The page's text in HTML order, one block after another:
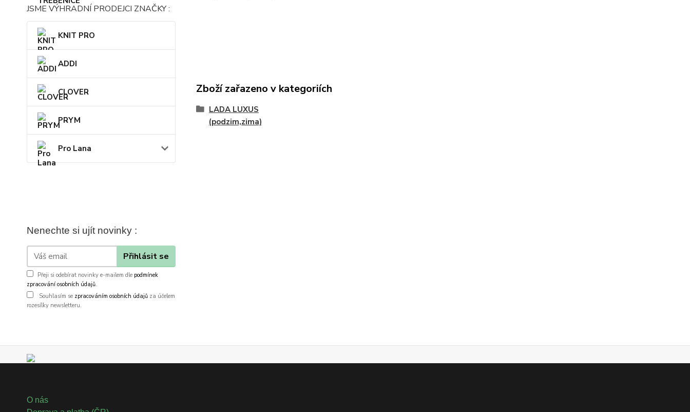
JSME VÝHRADNÍ PRODEJCI ZNAČKY :
KNIT PRO
ADDI
CLOVER
PRYM
Pro Lana
Nenechte si ujít novinky :
Přihlásit se
Přeji si odebírat novinky e-mailem dle podmínek
zpracování osobních údajů.
Souhlasím se zpracováním osobních údajů za účelem
rozesílky newsletteru.
Zboží zařazeno v kategoriích
LADA LUXUS
(podzim,zima)
O nás